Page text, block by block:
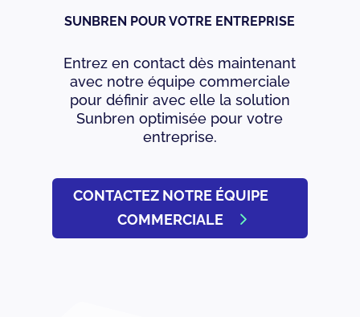
SUNBREN POUR VOTRE ENTREPRISE
Entrez en contact dès maintenant
avec notre équipe commerciale
pour définir avec elle la solution
Sunbren optimisée pour votre
entreprise.
CONTACTEZ NOTRE ÉQUIPE
COMMERCIALE